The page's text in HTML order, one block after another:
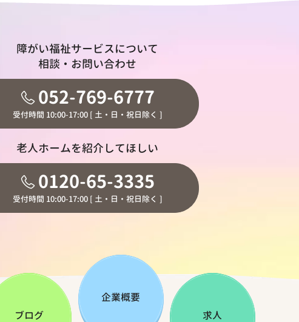
障がい福祉サービスについて
相談・お問い合わせ
052-769-6777
受付時間 10:00-17:00 [ 土・日・祝日除く ]
老人ホームを紹介してほしい
0120-65-3335
受付時間 10:00-17:00 [ 土・日・祝日除く ]
ブログ
企業概要
求人